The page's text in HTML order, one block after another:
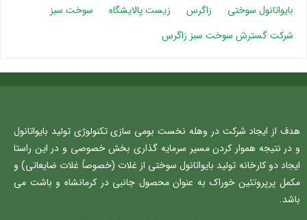
بایواتانول سوختی
زاگرس زیست پالایشگاه
سوخت سبز
شرکت گسترش سوخت سبز زاگرس
هدف از ایجاد شرکت در وهله نخست بومی سازی تکنولوژی تولید بایواتانول
و در نتیجه هموار کردن مسیر سرمایه گذاری بخش خصوصی و در این راستا
ایجاد دو کارخانه تولید بایواتانول سوختی از غلات (خصوصاً غلات ضایعاتی) و
مکمل پرپروتئین خوراک به عنوان محصول جانبی در کرمانشاه و باشت می
باشد.